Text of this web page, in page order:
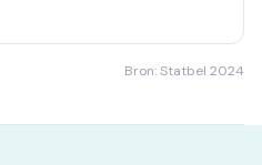
Bron: Statbel 2024